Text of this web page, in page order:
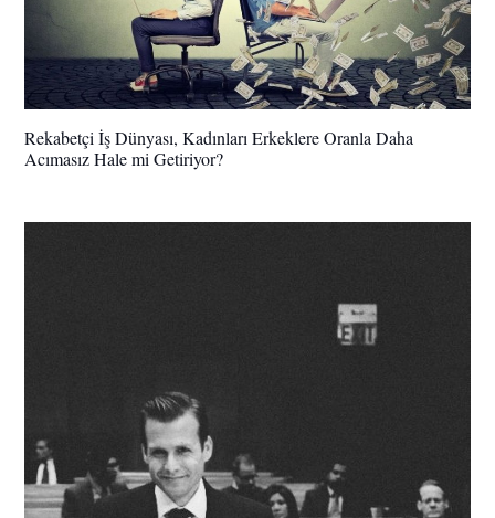
Rekabetçi İş Dünyası, Kadınları Erkeklere Oranla Daha
Acımasız Hale mi Getiriyor?